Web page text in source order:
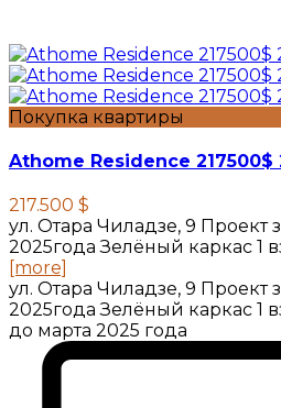
Покупка квартиры
Athome Residence
217.500 $
ул. Отара Чиладзе, 9 Проект
2025года Зелёный каркас 1
[more]
ул. Отара Чиладзе, 9 Проект
2025года Зелёный каркас 1
до марта 2025 года